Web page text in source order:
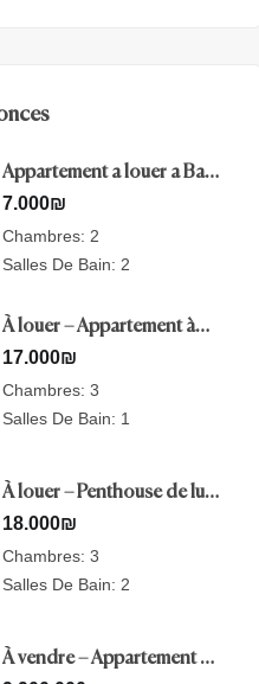
Appartement a louer a Baka
– Jerusalem
7.000₪
Chambres: 2
Salles De Bain: 2
À louer – Appartement à
17.000₪
Chambres: 3
Salles De Bain: 1
À louer – Penthouse de luxe
-Nayot, Jérusalem
18.000₪
Chambres: 3
Salles De Bain: 2
À vendre – Appartement de